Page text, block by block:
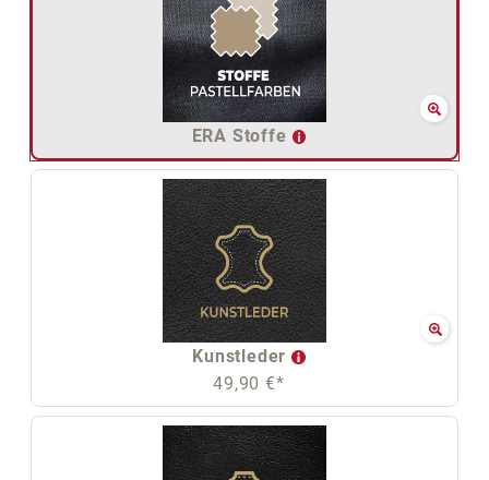
ERA Stoffe
Kunstleder
49,90 €*